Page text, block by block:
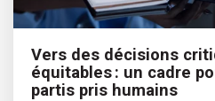
Vers des décisions
équitables : un cadre
partis pris humains